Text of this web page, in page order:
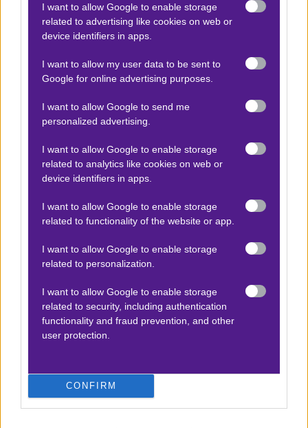
I want to allow Google to enable storage
related to advertising like cookies on web or
device identifiers in apps.
I want to allow my user data to be sent to
Google for online advertising purposes.
I want to allow Google to send me
personalized advertising.
I want to allow Google to enable storage
related to analytics like cookies on web or
device identifiers in apps.
I want to allow Google to enable storage
related to functionality of the website or app.
I want to allow Google to enable storage
related to personalization.
I want to allow Google to enable storage
related to security, including authentication
functionality and fraud prevention, and other
user protection.
CONFIRM
Ο Βαγγέλης Λυκάκης προτείνει:
Μπαρτσελόνα - Αθλέτικ Μπιλμπάο
Α Ισπανίας 22.11.2025|17:15
1 & Over 2,5
Αποτέλεσμα: 4-0
Προσφορές*
ΒΑΘΜΟΛΟΓΙΕΣ
Βαθμολογίες Ελλάδα - Stoiximan
Super league
Βαθμολογίες Aγγλία – Premier league
Βαθμολογίες Ισπανίας- La liga
Βαθμολογίες Ιταλίας- Serie A